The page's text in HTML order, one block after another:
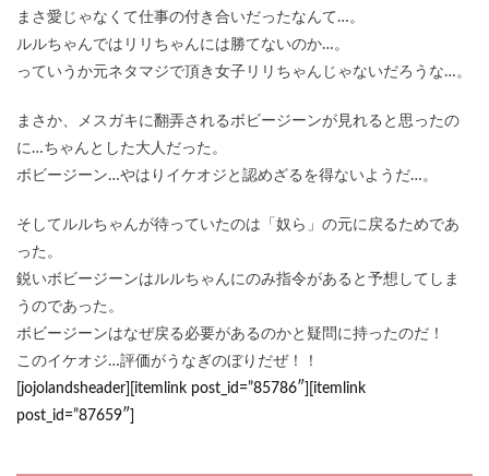
まさ愛じゃなくて仕事の付き合いだったなんて…。
ルルちゃんではリリちゃんには勝てないのか…。
っていうか元ネタマジで頂き女子リリちゃんじゃないだろうな…。
まさか、メスガキに翻弄されるボビージーンが見れると思ったの
に…ちゃんとした大人だった。
ボビージーン…やはりイケオジと認めざるを得ないようだ…。
そしてルルちゃんが待っていたのは「奴ら」の元に戻るためであ
った。
鋭いボビージーンはルルちゃんにのみ指令があると予想してしま
うのであった。
ボビージーンはなぜ戻る必要があるのかと疑問に持ったのだ！
このイケオジ…評価がうなぎのぼりだぜ！！
[jojolandsheader][itemlink post_id=”85786″][itemlink
post_id=”87659″]